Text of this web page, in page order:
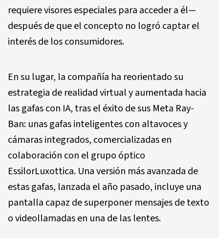
requiere visores especiales para acceder a él—
después de que el concepto no logró captar el
interés de los consumidores.
En su lugar, la compañía ha reorientado su
estrategia de realidad virtual y aumentada hacia
las gafas con IA, tras el éxito de sus Meta Ray-
Ban: unas gafas inteligentes con altavoces y
cámaras integrados, comercializadas en
colaboración con el grupo óptico
EssilorLuxottica. Una versión más avanzada de
estas gafas, lanzada el año pasado, incluye una
pantalla capaz de superponer mensajes de texto
o videollamadas en una de las lentes.